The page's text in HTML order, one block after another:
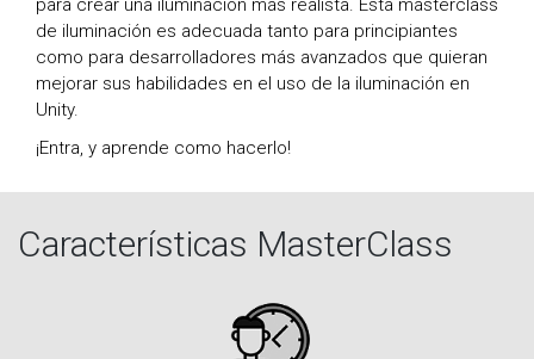
para crear una iluminación más realista. Esta masterclass
de iluminación es adecuada tanto para principiantes
como para desarrolladores más avanzados que quieran
mejorar sus habilidades en el uso de la iluminación en
Unity.
¡Entra, y aprende como hacerlo!
Características MasterClass